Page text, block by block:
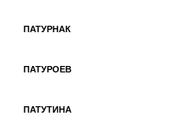
ПАТУРНАК
ПАТУРОЕВ
ПАТУТИНА